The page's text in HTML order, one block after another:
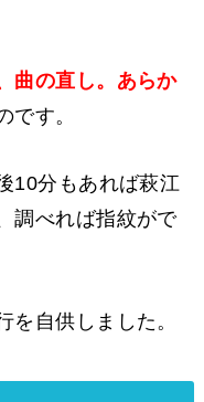
曲の直し。あらか
です。
10分もあれば萩江
調べれば指紋がで
を自供しました。